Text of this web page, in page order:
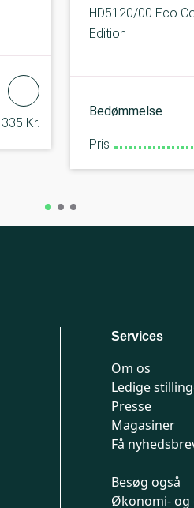
335 Kr.
HD5120/00 Eco
Edition
Bedømmelse
Pris
Services
Om os
Ledige
Presse
Magasiner
Få
Besøg også
Økonomi-